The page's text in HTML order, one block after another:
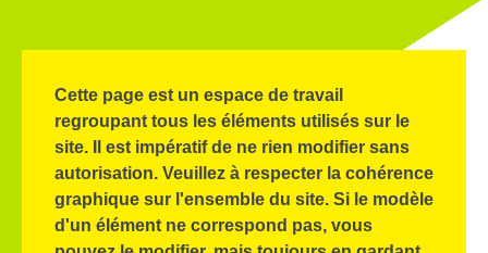
Cette page est un espace de travail
regroupant tous les éléments utilisés sur le
site. Il est impératif de ne rien modifier sans
autorisation. Veuillez à respecter la cohérence
graphique sur l'ensemble du site. Si le modèle
d'un élément ne correspond pas, vous